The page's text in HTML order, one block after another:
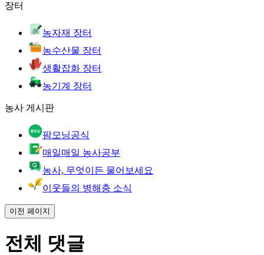
장터
농자재 장터
농수산물 장터
생활잡화 장터
농기계 장터
농사 게시판
팜모닝공식
매일매일 농사공부
농사, 무엇이든 물어보세요
이웃들의 병해충 소식
이전 페이지
전체 댓글